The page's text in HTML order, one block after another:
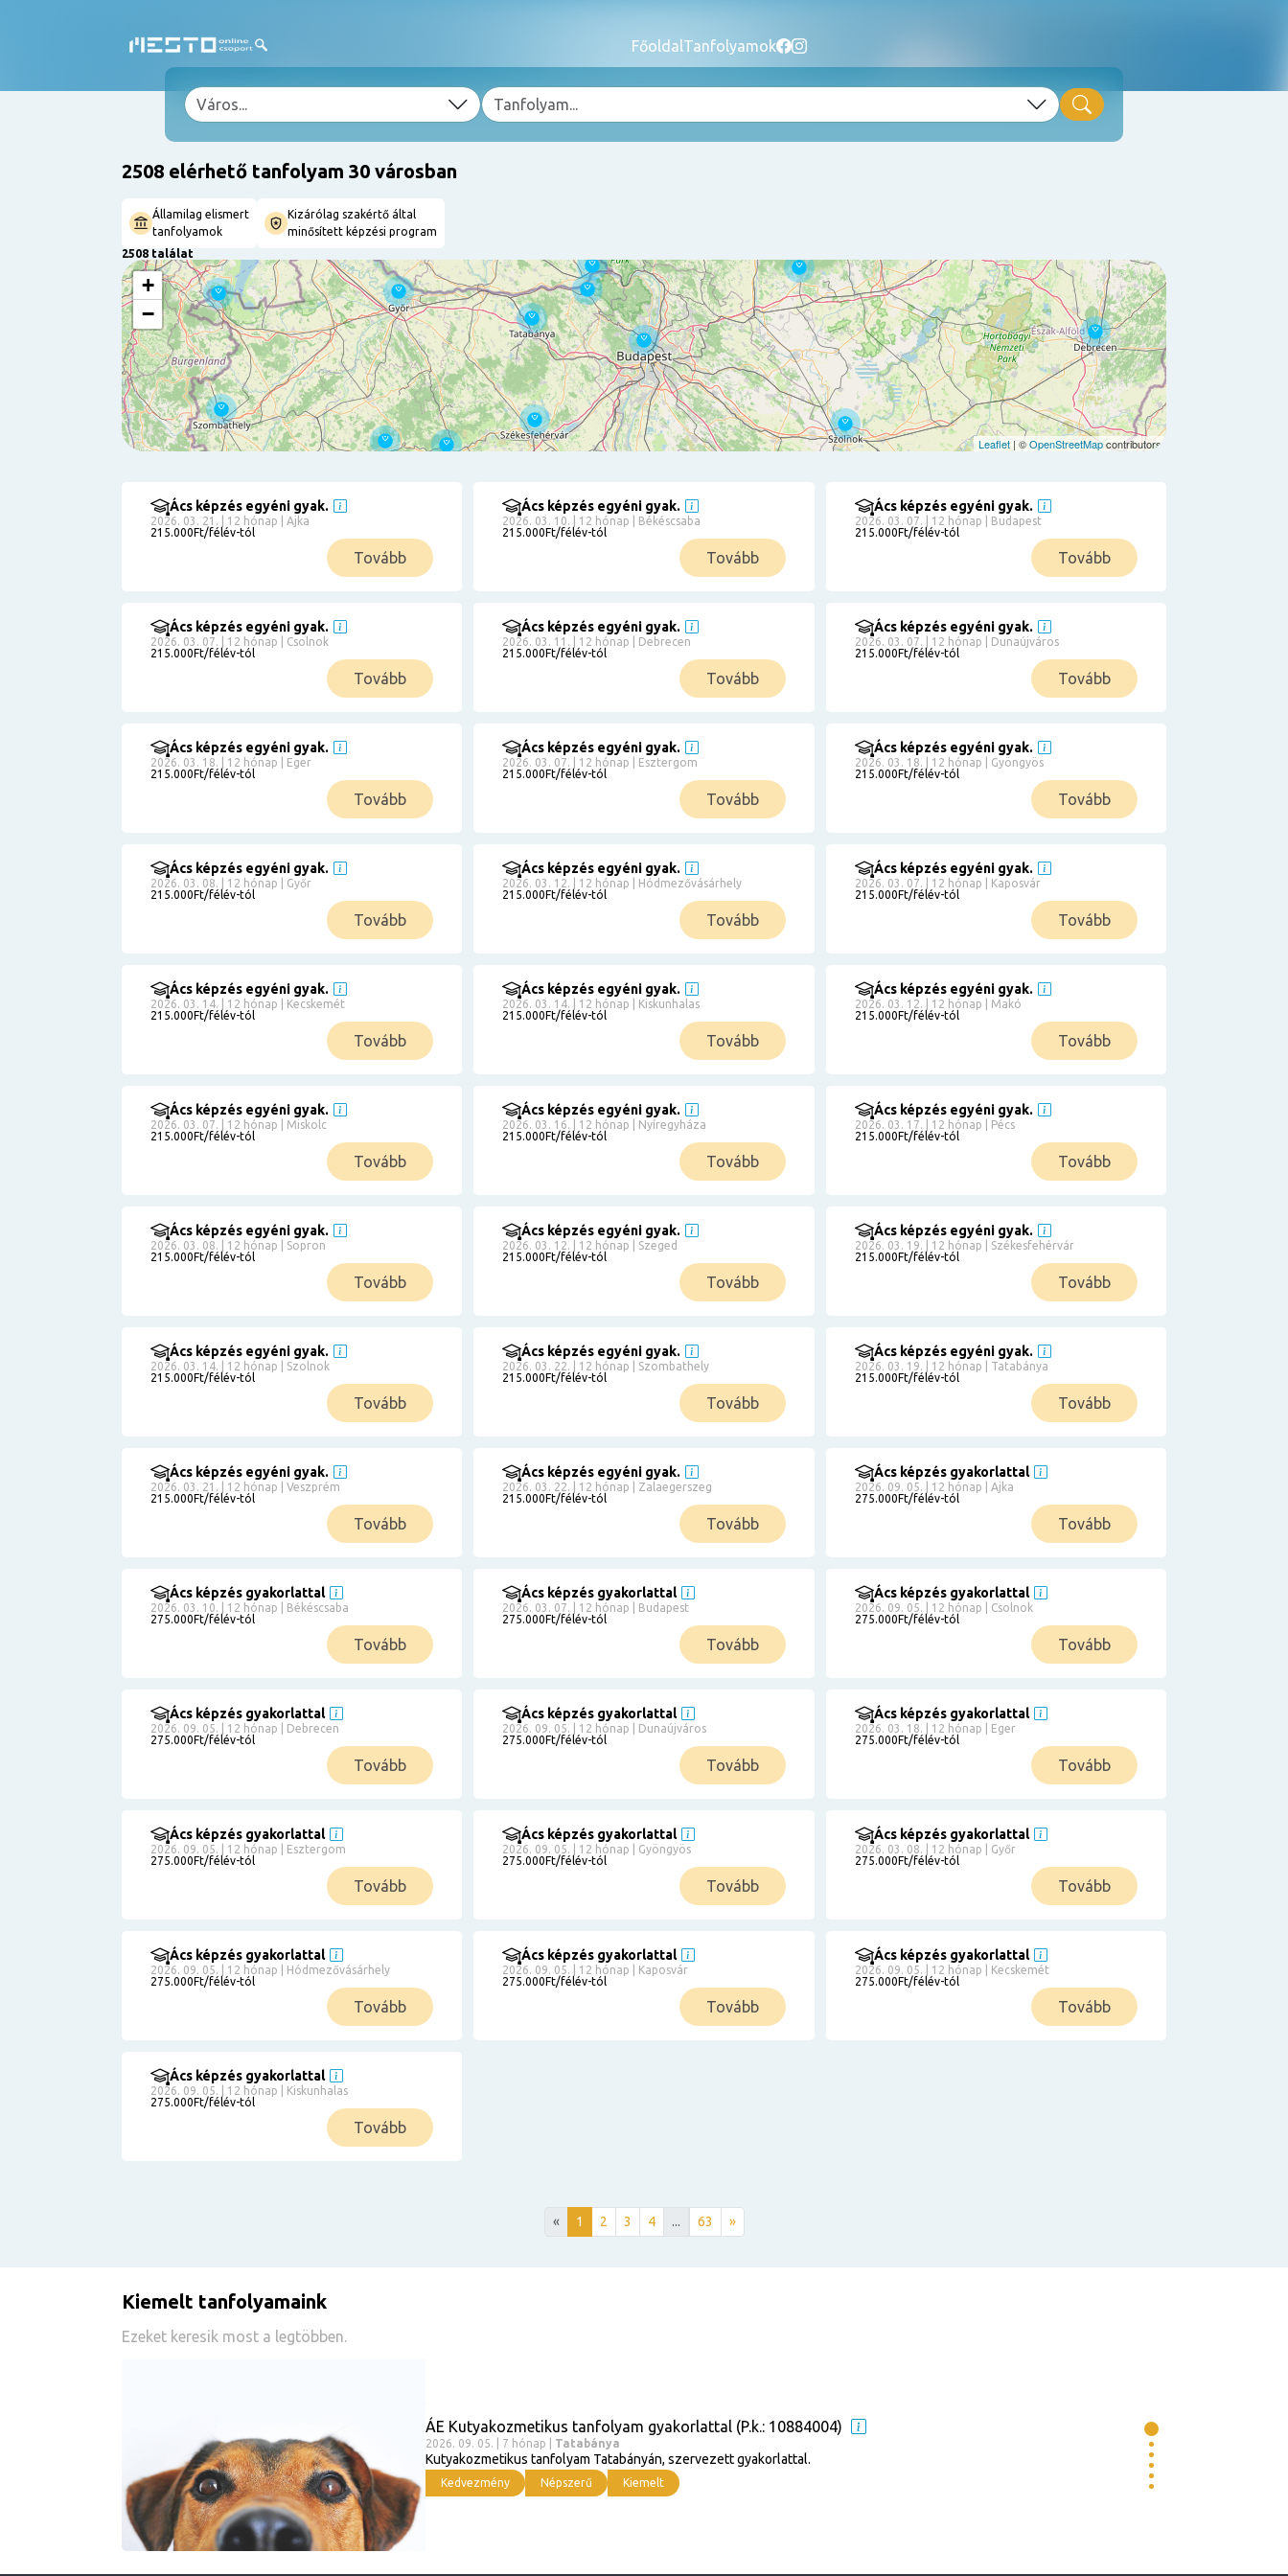
Főoldal Tanfolyamok
2508 elérhető tanfolyam 30 városban
Államilag elismert
tanfolyamok
Kizárólag szakértő által
minősített képzési program
2508 találat
+
−
Leaflet | ©OpenStreetMapcontributors
Szűrés
Érettségi
Részletfizetéssel
Ács képzés egyéni gyak.
2026. 03. 21. | 12 hónap | Ajka
215.000Ft/félév-tól
Tovább
Ács képzés egyéni gyak.
2026. 03. 10. | 12 hónap | Békéscsaba
215.000Ft/félév-tól
Tovább
Ács képzés egyéni gyak.
2026. 03. 07. | 12 hónap | Budapest
215.000Ft/félév-tól
Tovább
Ács képzés egyéni gyak.
2026. 03. 07. | 12 hónap | Csolnok
215.000Ft/félév-tól
Tovább
Ács képzés egyéni gyak.
2026. 03. 11. | 12 hónap | Debrecen
215.000Ft/félév-tól
Tovább
Ács képzés egyéni gyak.
2026. 03. 07. | 12 hónap | Dunaújváros
215.000Ft/félév-tól
Tovább
Ács képzés egyéni gyak.
2026. 03. 18. | 12 hónap | Eger
215.000Ft/félév-tól
Tovább
Ács képzés egyéni gyak.
2026. 03. 07. | 12 hónap | Esztergom
215.000Ft/félév-tól
Tovább
Ács képzés egyéni gyak.
2026. 03. 18. | 12 hónap | Gyöngyös
215.000Ft/félév-tól
Tovább
Ács képzés egyéni gyak.
2026. 03. 08. | 12 hónap | Győr
215.000Ft/félév-tól
Tovább
Ács képzés egyéni gyak.
2026. 03. 12. | 12 hónap | Hódmezővásárhely
215.000Ft/félév-tól
Tovább
Ács képzés egyéni gyak.
2026. 03. 07. | 12 hónap | Kaposvár
215.000Ft/félév-tól
Tovább
Ács képzés egyéni gyak.
2026. 03. 14. | 12 hónap | Kecskemét
215.000Ft/félév-tól
Tovább
Ács képzés egyéni gyak.
2026. 03. 14. | 12 hónap | Kiskunhalas
215.000Ft/félév-tól
Tovább
Ács képzés egyéni gyak.
2026. 03. 12. | 12 hónap | Makó
215.000Ft/félév-tól
Tovább
Ács képzés egyéni gyak.
2026. 03. 07. | 12 hónap | Miskolc
215.000Ft/félév-tól
Tovább
Ács képzés egyéni gyak.
2026. 03. 16. | 12 hónap | Nyíregyháza
215.000Ft/félév-tól
Tovább
Ács képzés egyéni gyak.
2026. 03. 17. | 12 hónap | Pécs
215.000Ft/félév-tól
Tovább
Ács képzés egyéni gyak.
2026. 03. 08. | 12 hónap | Sopron
215.000Ft/félév-tól
Tovább
Ács képzés egyéni gyak.
2026. 03. 12. | 12 hónap | Szeged
215.000Ft/félév-tól
Tovább
Ács képzés egyéni gyak.
2026. 03. 19. | 12 hónap | Székesfehérvár
215.000Ft/félév-tól
Tovább
Ács képzés egyéni gyak.
2026. 03. 14. | 12 hónap | Szolnok
215.000Ft/félév-tól
Tovább
Ács képzés egyéni gyak.
2026. 03. 22. | 12 hónap | Szombathely
215.000Ft/félév-tól
Tovább
Ács képzés egyéni gyak.
2026. 03. 19. | 12 hónap | Tatabánya
215.000Ft/félév-tól
Tovább
Ács képzés egyéni gyak.
2026. 03. 21. | 12 hónap | Veszprém
215.000Ft/félév-tól
Tovább
Ács képzés egyéni gyak.
2026. 03. 22. | 12 hónap | Zalaegerszeg
215.000Ft/félév-tól
Tovább
Ács képzés gyakorlattal
2026. 09. 05. | 12 hónap | Ajka
275.000Ft/félév-tól
Tovább
Ács képzés gyakorlattal
2026. 03. 10. | 12 hónap | Békéscsaba
275.000Ft/félév-tól
Tovább
Ács képzés gyakorlattal
2026. 03. 07. | 12 hónap | Budapest
275.000Ft/félév-tól
Tovább
Ács képzés gyakorlattal
2026. 09. 05. | 12 hónap | Csolnok
275.000Ft/félév-tól
Tovább
Ács képzés gyakorlattal
2026. 09. 05. | 12 hónap | Debrecen
275.000Ft/félév-tól
Tovább
Ács képzés gyakorlattal
2026. 09. 05. | 12 hónap | Dunaújváros
275.000Ft/félév-tól
Tovább
Ács képzés gyakorlattal
2026. 03. 18. | 12 hónap | Eger
275.000Ft/félév-tól
Tovább
Ács képzés gyakorlattal
2026. 09. 05. | 12 hónap | Esztergom
275.000Ft/félév-tól
Tovább
Ács képzés gyakorlattal
2026. 09. 05. | 12 hónap | Gyöngyös
275.000Ft/félév-tól
Tovább
Ács képzés gyakorlattal
2026. 03. 08. | 12 hónap | Győr
275.000Ft/félév-tól
Tovább
Ács képzés gyakorlattal
2026. 09. 05. | 12 hónap | Hódmezővásárhely
275.000Ft/félév-tól
Tovább
Ács képzés gyakorlattal
2026. 09. 05. | 12 hónap | Kaposvár
275.000Ft/félév-tól
Tovább
Ács képzés gyakorlattal
2026. 09. 05. | 12 hónap | Kecskemét
275.000Ft/félév-tól
Tovább
Ács képzés gyakorlattal
2026. 09. 05. | 12 hónap | Kiskunhalas
275.000Ft/félév-tól
Tovább
« 1 2 3 4 ... 63 »
Kiemelt tanfolyamaink
Ezeket keresik most a legtöbben.
ÁE Kutyakozmetikus tanfolyam gyakorlattal (P.k.: 10884004)
2026. 09. 05. | 7 hónap | Tatabánya
Kutyakozmetikus tanfolyam Tatabányán, szervezett gyakorlattal.
Kedvezmény Népszerű Kiemelt